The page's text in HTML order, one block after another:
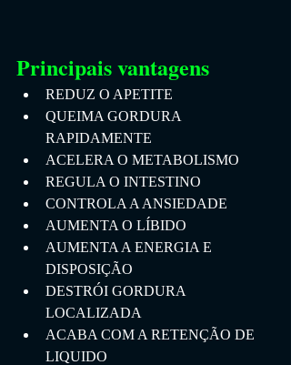
Principais vantagens
REDUZ O APETITE
QUEIMA GORDURA
RAPIDAMENTE
ACELERA O METABOLISMO
REGULA O INTESTINO
CONTROLA A ANSIEDADE
AUMENTA O LÍBIDO
AUMENTA A ENERGIA E
DISPOSIÇÃO
DESTRÓI GORDURA
LOCALIZADA
ACABA COM A RETENÇÃO DE
LIQUIDO